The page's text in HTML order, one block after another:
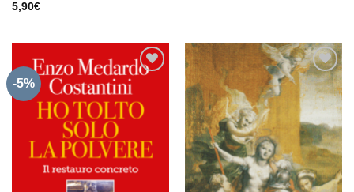
5,90€
-5%
Aggiungi
alla lista
desideri
Aggiungi
alla lista
dei
desideri